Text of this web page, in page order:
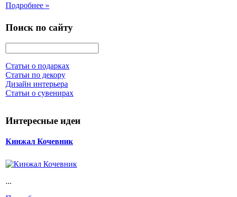
Подробнее »
Поиск по сайту
Статьи о подарках
Статьи по декору
Дизайн интерьера
Статьи о сувенирах
Интересные идеи
Кинжал Кочевник
...